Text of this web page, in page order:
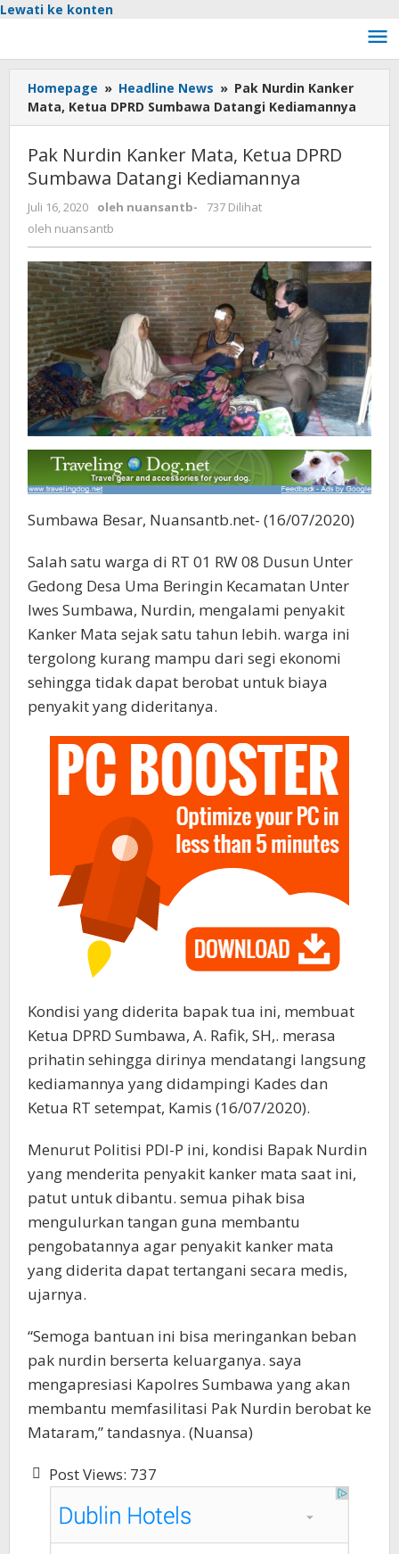
Lewati ke konten
Homepage » Headline News » Pak Nurdin Kanker
Mata, Ketua DPRD Sumbawa Datangi Kediamannya
Pak Nurdin Kanker Mata, Ketua DPRD
Sumbawa Datangi Kediamannya
Juli 16, 2020 oleh nuansantb-
737 Dilihat
oleh nuansantb
Sumbawa Besar, Nuansantb.net- (16/07/2020)
Salah satu warga di RT 01 RW 08 Dusun Unter
Gedong Desa Uma Beringin Kecamatan Unter
Iwes Sumbawa, Nurdin, mengalami penyakit
Kanker Mata sejak satu tahun lebih. warga ini
tergolong kurang mampu dari segi ekonomi
sehingga tidak dapat berobat untuk biaya
penyakit yang dideritanya.
Kondisi yang diderita bapak tua ini, membuat
Ketua DPRD Sumbawa, A. Rafik, SH,. merasa
prihatin sehingga dirinya mendatangi langsung
kediamannya yang didampingi Kades dan
Ketua RT setempat, Kamis (16/07/2020).
Menurut Politisi PDI-P ini, kondisi Bapak Nurdin
yang menderita penyakit kanker mata saat ini,
patut untuk dibantu. semua pihak bisa
mengulurkan tangan guna membantu
pengobatannya agar penyakit kanker mata
yang diderita dapat tertangani secara medis,
ujarnya.
“Semoga bantuan ini bisa meringankan beban
pak nurdin berserta keluarganya. saya
mengapresiasi Kapolres Sumbawa yang akan
membantu memfasilitasi Pak Nurdin berobat ke
Mataram,” tandasnya. (Nuansa)
Post Views: 737